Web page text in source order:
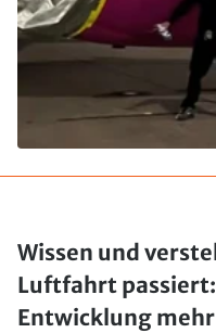
Wissen und
Luftfahrt passiert:
Entwicklung